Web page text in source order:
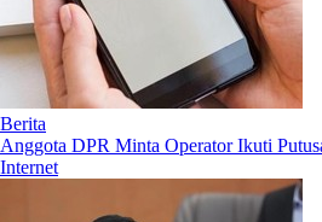
Berita
Anggota DPR Minta Operator Ikuti
Internet